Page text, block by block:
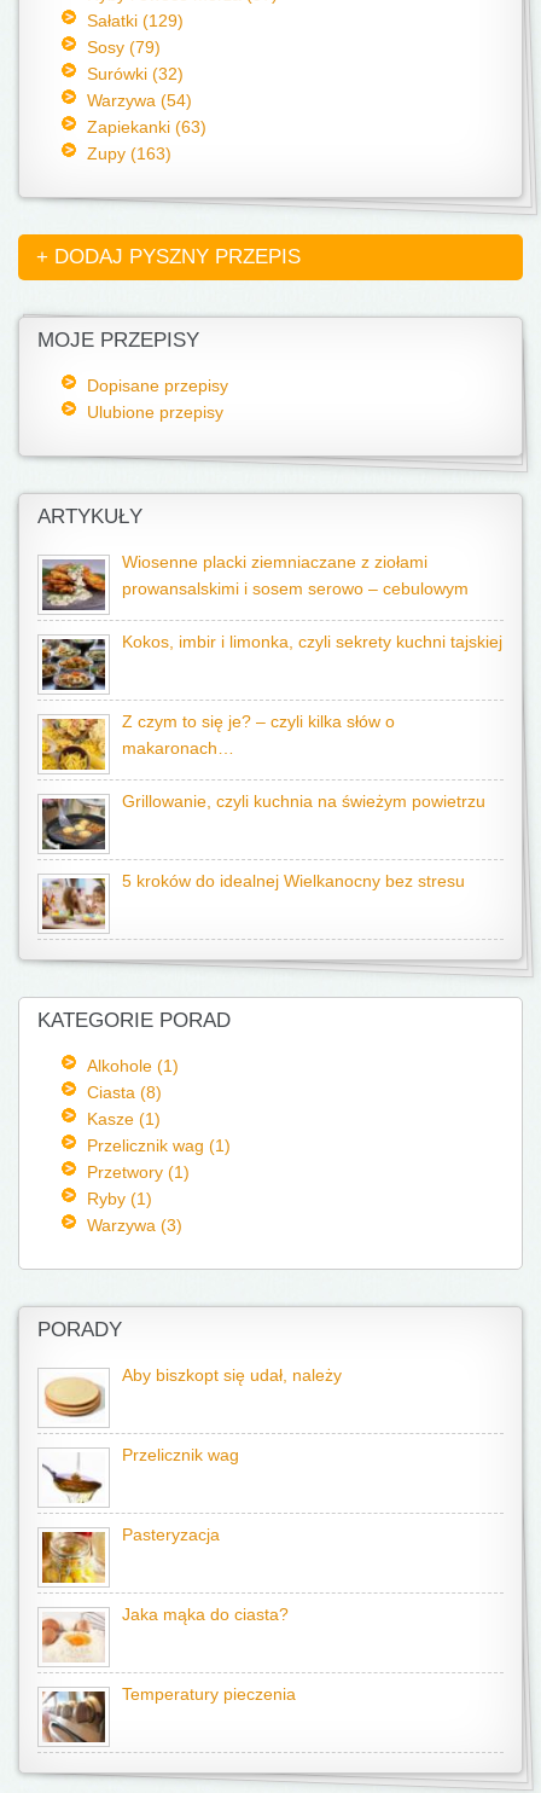
Sałatki (129)
Sosy (79)
Surówki (32)
Warzywa (54)
Zapiekanki (63)
Zupy (163)
+ DODAJ PYSZNY PRZEPIS
MOJE PRZEPISY
Dopisane przepisy
Ulubione przepisy
ARTYKUŁY
Wiosenne placki ziemniaczane z ziołami
prowansalskimi i sosem serowo – cebulowym
Kokos, imbir i limonka, czyli sekrety kuchni tajskiej
Z czym to się je? – czyli kilka słów o
makaronach…
Grillowanie, czyli kuchnia na świeżym powietrzu
5 kroków do idealnej Wielkanocny bez stresu
KATEGORIE PORAD
Alkohole (1)
Ciasta (8)
Kasze (1)
Przelicznik wag (1)
Przetwory (1)
Ryby (1)
Warzywa (3)
PORADY
Aby biszkopt się udał, należy
Przelicznik wag
Pasteryzacja
Jaka mąka do ciasta?
Temperatury pieczenia